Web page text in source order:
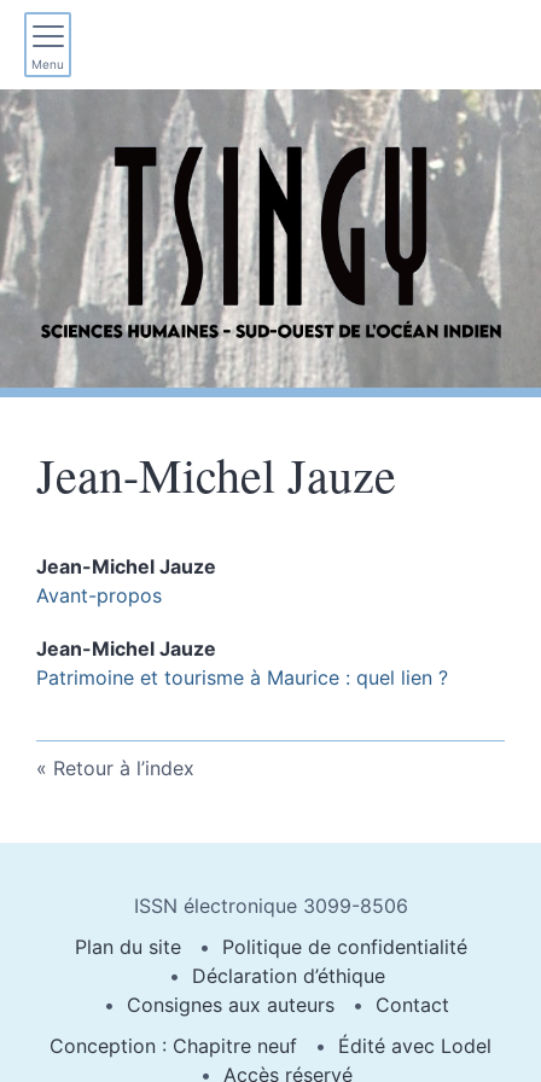
Menu
Jean-MichelJauze
Jean-Michel Jauze
Avant-propos
Jean-Michel Jauze
Patrimoine et tourisme à Maurice : quel lien ?
Retour à l’index
ISSN électronique 3099-8506
Plan du site
Politique de confidentialité
Déclaration d’éthique
Consignes aux auteurs
Contact
Conception : Chapitre neuf
Édité avec Lodel
Accès réservé